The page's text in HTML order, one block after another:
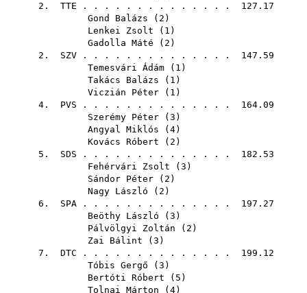
2. TTE . . . . . . . . . . . . . . 127.17
Gond Balázs ( 2 )
Lenkei Zsolt ( 1 )
Gadolla Máté ( 2 )
2. SZV . . . . . . . . . . . . . . 147.59
Temesvári Ádám ( 1 )
Takács Balázs ( 1 )
Viczián Péter ( 1 )
4. PVS . . . . . . . . . . . . . . 164.09
Szerémy Péter ( 3 )
Angyal Miklós ( 4)
Kovács Róbert ( 2 )
5. SDS . . . . . . . . . . . . . . 182.53
Fehérvári Zsolt ( 3 )
Sándor Péter ( 2 )
Nagy László ( 2 )
6. SPA . . . . . . . . . . . . . . 197.27
Beöthy László ( 3 )
Pálvölgyi Zoltán ( 2 )
Zai Bálint ( 3 )
7. DTC . . . . . . . . . . . . . . 199.12
Tóbis Gergő ( 3 )
Bertóti Róbert ( 5 )
Tolnai Márton ( 4)